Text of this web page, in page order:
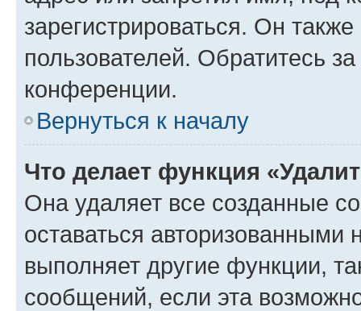
зарегистрироваться. Он
пользователей. Обратитесь
конференции.
Вернуться к началу
Что делает функция
Она удаляет все созданные
оставаться авторизованными
выполняет другие функции,
сообщений, если эта